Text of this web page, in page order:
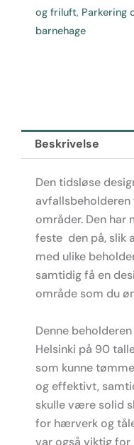
med
flaps
og friluft, Parkering
barnehage
Beskrivelse
Den tidsløse
avfallsbeholderen
områder. Den har
feste den på, slik
med ulike
samtidig få en
område som du
Denne
Helsinki på 90
som kunne
og effektivt,
skulle være solid
for hærverk og
var også viktig for